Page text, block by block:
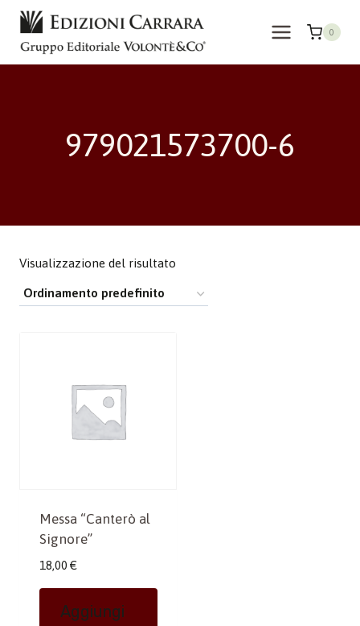
Salta
contenuto
0
979021573700-6
Visualizzazione del risultato
Messa “Canterò al
Signore”
18,00 €
Aggiungi